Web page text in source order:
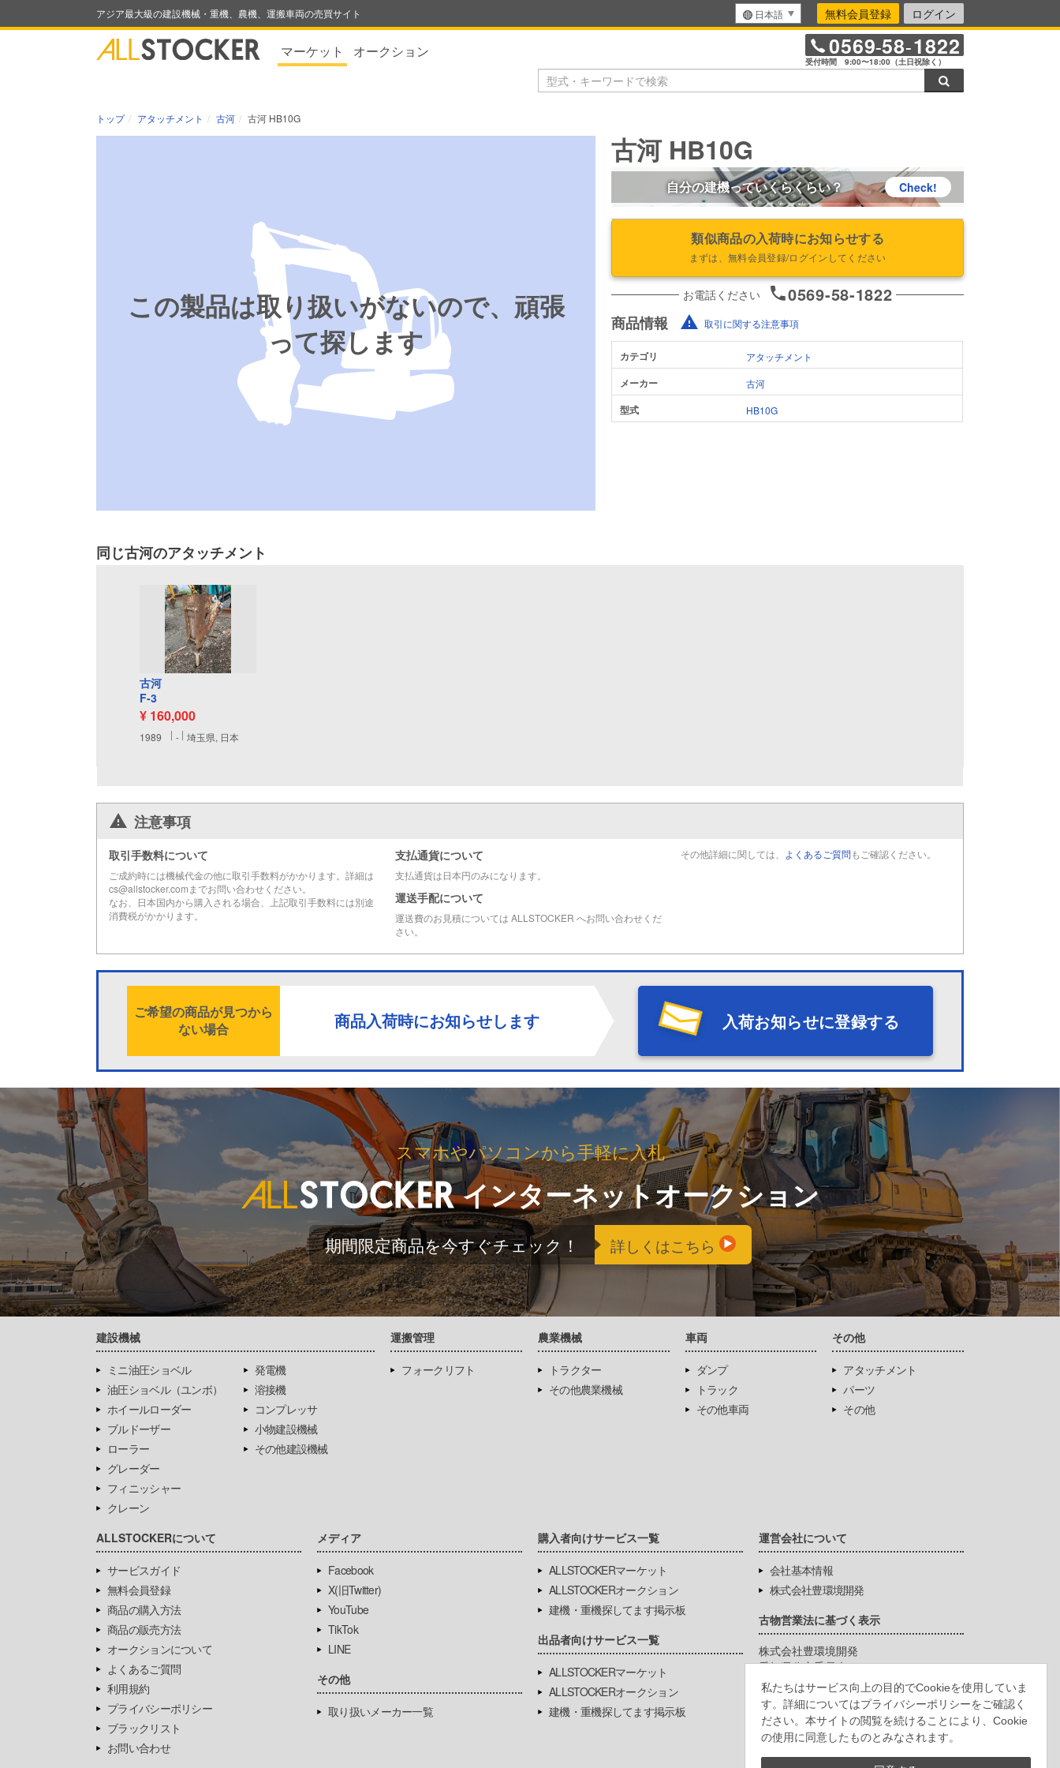
私たちはサービス向上の目的でCookieを使用していま
す。詳細についてはプライバシーポリシーをご確認く
ださい。本サイトの閲覧を続けることにより、Cookie
の使用に同意したものとみなされます。
アジア最大級の建設機械・重機、農機、運搬車両の売買サイト 日本語 無料会員登録 ログイン
マーケット オークション 0569-58-1822
受付時間 9:00〜18:00（土日祝除く）
トップ アタッチメント 古河 古河 HB10G
古河 HB10G
この製品は取り扱いがないので、頑張
って探します
自分の建機っていくらくらい？ Check!
類似商品の入荷時にお知らせする
まずは、無料会員登録/ログインしてください
お電話ください 0569-58-1822
商品情報 取引に関する注意事項
カテゴリ アタッチメント
メーカー 古河
型式 HB10G
同じ古河のアタッチメント
古河
F-3
¥ 160,000
1989 - 埼玉県, 日本
注意事項
取引手数料について
ご成約時には機械代金の他に取引手数料がかかります。詳細は
cs@allstocker.comまでお問い合わせください。
なお、日本国内から購入される場合、上記取引手数料には別途
消費税がかかります。
支払通貨について
支払通貨は日本円のみになります。
運送手配について
運送費のお見積については ALLSTOCKER へお問い合わせくだ
さい。
その他詳細に関しては、 よくあるご質問もご確認ください。
ご希望の商品が見つから
ない場合
商品入荷時にお知らせします 入荷お知らせに登録する
スマホやパソコンから手軽に入札
インターネットオークション
期間限定商品を今すぐチェック！ 詳しくはこちら
建設機械
ミニ油圧ショベル
油圧ショベル（ユンボ）
ホイールローダー
ブルドーザー
ローラー
グレーダー
フィニッシャー
クレーン
発電機
溶接機
コンプレッサ
小物建設機械
その他建設機械
運搬管理
フォークリフト
農業機械
トラクター
その他農業機械
車両
ダンプ
トラック
その他車両
その他
アタッチメント
パーツ
その他
ALLSTOCKERについて
サービスガイド
無料会員登録
商品の購入方法
商品の販売方法
オークションについて
よくあるご質問
利用規約
プライバシーポリシー
ブラックリスト
お問い合わせ
メディア
Facebook
X(旧Twitter)
YouTube
TikTok
LINE
その他
取り扱いメーカー一覧
購入者向けサービス一覧
ALLSTOCKERマーケット
ALLSTOCKERオークション
建機・重機探してます掲示板
出品者向けサービス一覧
ALLSTOCKERマーケット
ALLSTOCKERオークション
建機・重機探してます掲示板
運営会社について
会社基本情報
株式会社豊環境開発
古物営業法に基づく表示
株式会社豊環境開発
愛知県公安委員会
第542771404200号